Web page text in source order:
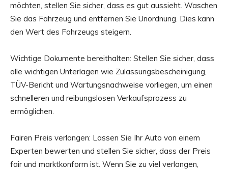
möchten, stellen Sie sicher, dass es gut aussieht. Waschen
Sie das Fahrzeug und entfernen Sie Unordnung. Dies kann
den Wert des Fahrzeugs steigern.
Wichtige Dokumente bereithalten: Stellen Sie sicher, dass
alle wichtigen Unterlagen wie Zulassungsbescheinigung,
TÜV-Bericht und Wartungsnachweise vorliegen, um einen
schnelleren und reibungslosen Verkaufsprozess zu
ermöglichen.
Fairen Preis verlangen: Lassen Sie Ihr Auto von einem
Experten bewerten und stellen Sie sicher, dass der Preis
fair und marktkonform ist. Wenn Sie zu viel verlangen,